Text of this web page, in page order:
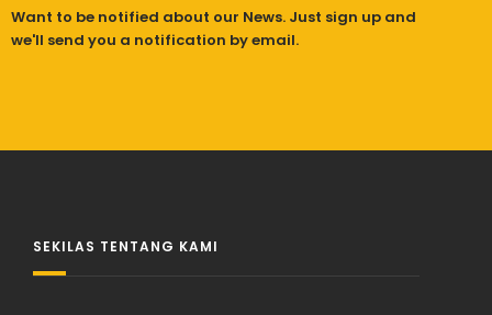
Want to be notified about our News. Just sign up and
we'll send you a notification by email.
SEKILAS TENTANG KAMI